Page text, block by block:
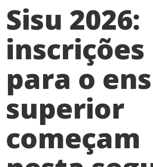
Sisu 2026:
inscrições
para o
superior
começam